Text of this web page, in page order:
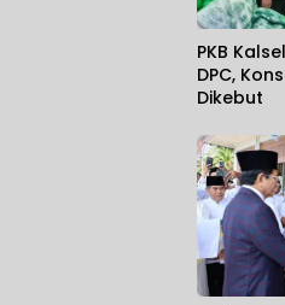
PKB
DPC,
Dikebut